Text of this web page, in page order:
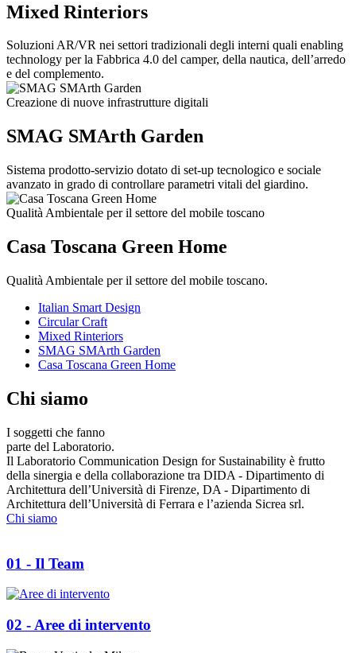
Mixed Rinteriors
Soluzioni AR/VR nei settori tradizionali degli interni quali enabling
technology per la Fabbrica 4.0 del camper, della nautica, dell’arredo
e del complemento.
Creazione di nuove infrastrutture digitali
SMAG SMArth Garden
Sistema prodotto-servizio dotato di set-up tecnologico e sociale
avanzato in grado di controllare parametri vitali del giardino.
Qualità Ambientale per il settore del mobile toscano
Casa Toscana Green Home
Qualità Ambientale per il settore del mobile toscano.
Italian Smart Design
Circular Craft
Mixed Rinteriors
SMAG SMArth Garden
Casa Toscana Green Home
Chi siamo
I soggetti che fanno
parte del Laboratorio.
Il Laboratorio Communication Design for Sustainability è frutto
della sinergia e della collaborazione tra DIDA - Dipartimento di
Architettura dell’Università di Firenze, DA - Dipartimento di
Architettura dell’Università di Ferrara e l’azienda Sicrea srl.
Chi siamo
01 - Il Team
02 - Aree di intervento